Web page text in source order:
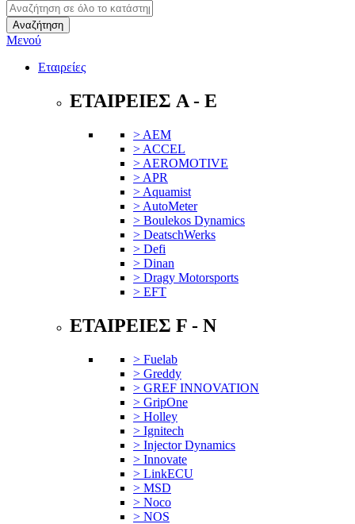
Αναζήτηση
Μενού
Εταιρείες
ΕΤΑΙΡΕΙΕΣ A - E
> AEM
> ACCEL
> AEROMOTIVE
> APR
> Aquamist
> AutoMeter
> Boulekos Dynamics
> DeatschWerks
> Defi
> Dinan
> Dragy Motorsports
> EFT
ΕΤΑΙΡΕΙΕΣ F - N
> Fuelab
> Greddy
> GREF INNOVATION
> GripOne
> Holley
> Ignitech
> Injector Dynamics
> Innovate
> LinkECU
> MSD
> Noco
> NOS